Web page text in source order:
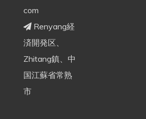
com
Renyang経
済開発区、
Zhitang鎮、中
国江蘇省常熟
市